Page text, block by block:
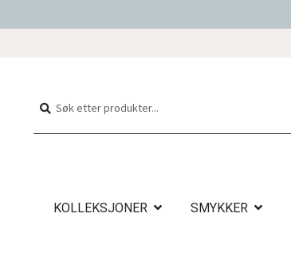
navigasjon
Søk
Søk
KOLLEKSJONER SMYKKER